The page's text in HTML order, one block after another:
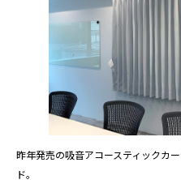
昨年発売の吸音アコースティックカ
ド。